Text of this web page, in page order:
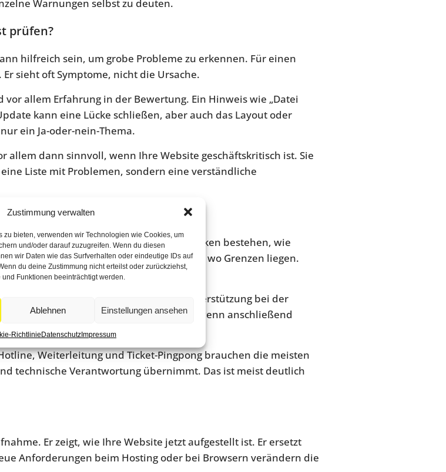
Zustimmung verwalten
zu bieten, verwenden wir Technologien wie Cookies, um
und/oder darauf zuzugreifen. Wenn du diesen
wir Daten wie das Surfverhalten oder eindeutige IDs auf
du deine Zustimmung nicht erteilst oder zurückziehst,
Funktionen beeinträchtigt werden.
Ablehnen Einstellungen ansehen
Richtlinie DatenschutzImpressum
Warnungen selbst zu deuten.
prüfen?
hilfreich sein, um grobe Probleme zu erkennen. Für einen
sieht oft Symptome, nicht die Ursache.
allem Erfahrung in der Bewertung. Ein Hinweis wie „Datei
kann eine Lücke schließen, aber auch das Layout oder
ein Ja-oder-nein-Thema.
allem dann sinnvoll, wenn Ihre Website geschäftskritisch ist. Sie
Liste mit Problemen, sondern eine verständliche
Tool. Sie sollten verstehen, welche Risiken bestehen, wie
erklären klar, was geprüft wurde und wo Grenzen liegen.
Beruhigung als echte Leistung.
benannt, oder gibt es auch Unterstützung bei der
mit zehn Schwachstellen nützt wenig, wenn anschließend
Weiterleitung und Ticket-Pingpong brauchen die meisten
technische Verantwortung übernimmt. Das ist meist deutlich
Er zeigt, wie Ihre Website jetzt aufgestellt ist. Er ersetzt
Anforderungen beim Hosting oder bei Browsern verändern die